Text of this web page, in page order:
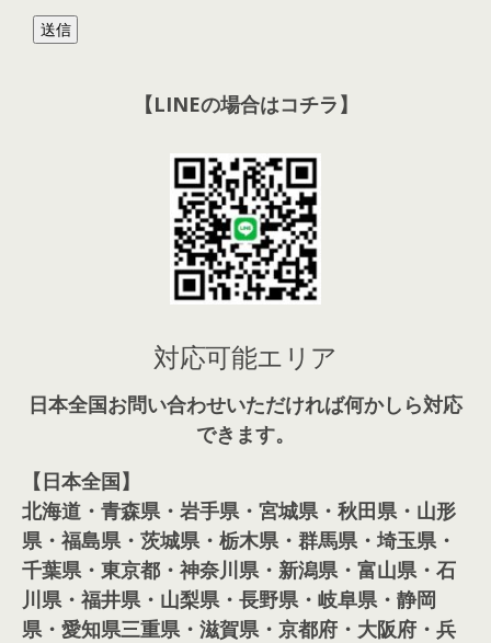
【LINEの場合はコチラ】
対応可能エリア
日本全国お問い合わせいただければ何かしら対応
できます。
【日本全国】
北海道・青森県・岩手県・宮城県・秋田県・山形
県・福島県・茨城県・栃木県・群馬県・埼玉県・
千葉県・東京都・神奈川県・新潟県・富山県・石
川県・福井県・山梨県・長野県・岐阜県・静岡
県・愛知県三重県・滋賀県・京都府・大阪府・兵